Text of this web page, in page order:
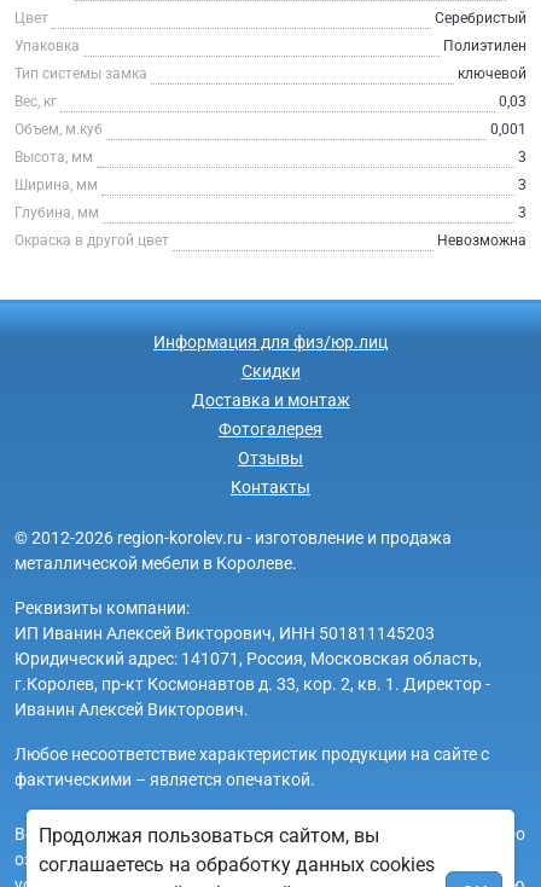
Цвет
Серебристый
Упаковка
Полиэтилен
Тип системы замка
ключевой
Вес, кг
0,03
Объем, м.куб
0,001
Высота, мм
3
Ширина, мм
3
Глубина, мм
3
Окраска в другой цвет
Невозможна
Информация для физ/юр.лиц
Скидки
Доставка и монтаж
Фотогалерея
Отзывы
Контакты
© 2012-2026 region-korolev.ru - изготовление и продажа
металлической мебели в Королеве.
Реквизиты компании:
ИП Иванин Алексей Викторович, ИНН 501811145203
Юридический адрес: 141071, Россия, Московская область,
г.Королев, пр-кт Космонавтов д. 33, кор. 2, кв. 1. Директор -
Иванин Алексей Викторович.
Любое несоответствие характеристик продукции на сайте с
фактическими – является опечаткой.
Вся информация на сайте region-korolev.ru носит исключительно
ознакомительный и справочный характер и ни при каких
Продолжая пользоваться сайтом, вы
соглашаетесь на обработку данных cookies